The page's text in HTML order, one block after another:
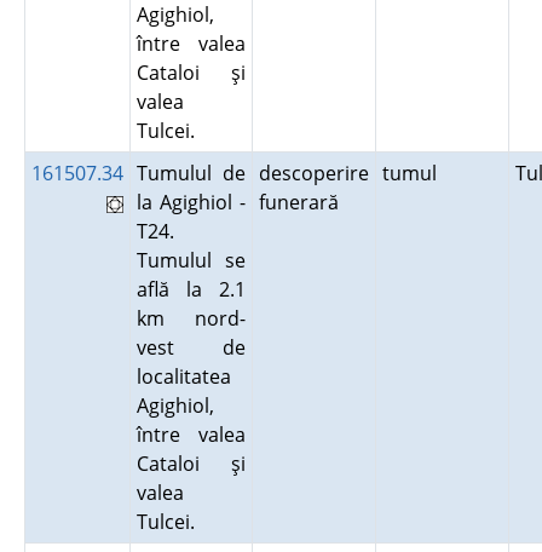
Agighiol,
între valea
Cataloi şi
valea
Tulcei.
161507.34 Tumulul de
la Agighiol -
T24.
Tumulul se
află la 2.1
km nord-
vest de
localitatea
Agighiol,
între valea
Cataloi şi
valea
Tulcei.
descoperire
funerară
tumul